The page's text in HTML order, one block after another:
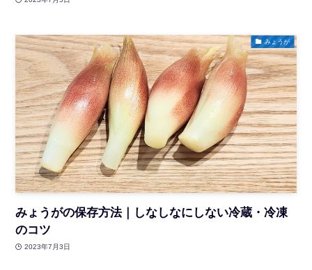
みょうが
みょうがの保存方法｜しなしなにしない冷蔵・冷凍
のコツ
2023年7月3日